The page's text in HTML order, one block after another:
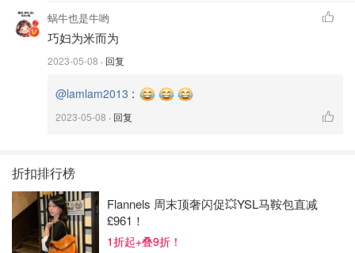
蜗牛也是牛哟
巧妇为米而为
2023-05-08 · 回复
@lamlam2013 :
2023-05-08 · 回复
折扣排行榜
Flannels 周末顶奢闪促💥YSL马鞍包直减
£961！
1折起+叠9折！